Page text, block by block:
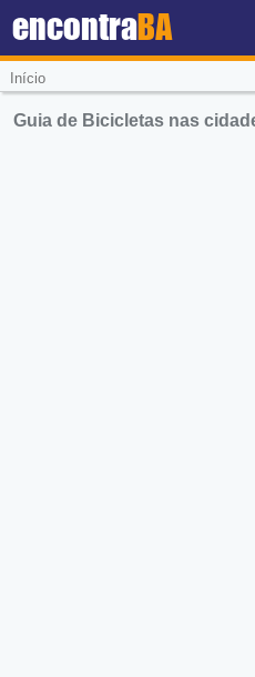
encontraBA
Início
Guia de Bicicletas nas